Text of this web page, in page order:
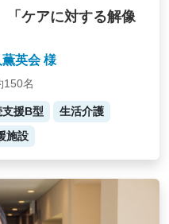
「ケアに対する解像
英会 様
150名
援B型
生活介護
施設